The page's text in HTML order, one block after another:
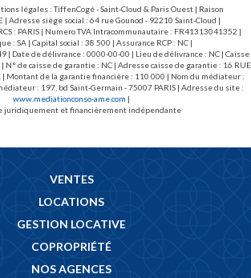
légales : TiffenCogé - Saint-Cloud & Paris Ouest | Raison
| Adresse siège social : 64 rue Gounod - 92210 Saint-Cloud |
: PARIS | Numero TVA Intracommunautaire : FR41313041352 |
: SA | Capital social : 38 500 | Assurance RCP : NC |
| Date de délivrance : 0000-00-00 | Lieu de délivrance : NC | Caisse
N° de caisse de garantie : NC | Adresse caisse de garantie : 16 RUE
| Montant de la garantie financière : 110 000 | Nom du médiateur :
: 197, bd Saint-Germain - 75007 PARIS | Adresse du site :
www.mediationconso-ame.com |
juridiquement et financièrement indépendante
VENTES
LOCATIONS
GESTION LOCATIVE
COPROPRIÉTÉ
NOS AGENCES